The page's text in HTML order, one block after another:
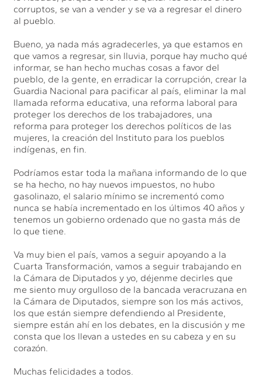
corruptos, se van a vender y se va a regresar el dinero
al pueblo.
Bueno, ya nada más agradecerles, ya que estamos en
que vamos a regresar, sin lluvia, porque hay mucho qué
informar, se han hecho muchas cosas a favor del
pueblo, de la gente, en erradicar la corrupción, crear la
Guardia Nacional para pacificar al país, eliminar la mal
llamada reforma educativa, una reforma laboral para
proteger los derechos de los trabajadores, una
reforma para proteger los derechos políticos de las
mujeres, la creación del Instituto para los pueblos
indígenas, en fin.
Podríamos estar toda la mañana informando de lo que
se ha hecho, no hay nuevos impuestos, no hubo
gasolinazo, el salario mínimo se incrementó como
nunca se había incrementado en los últimos 40 años y
tenemos un gobierno ordenado que no gasta más de
lo que tiene.
Va muy bien el país, vamos a seguir apoyando a la
Cuarta Transformación, vamos a seguir trabajando en
la Cámara de Diputados y yo, déjenme decirles que
me siento muy orgulloso de la bancada veracruzana en
la Cámara de Diputados, siempre son los más activos,
los que están siempre defendiendo al Presidente,
siempre están ahí en los debates, en la discusión y me
consta que los llevan a ustedes en su cabeza y en su
corazón.
Muchas felicidades a todos.